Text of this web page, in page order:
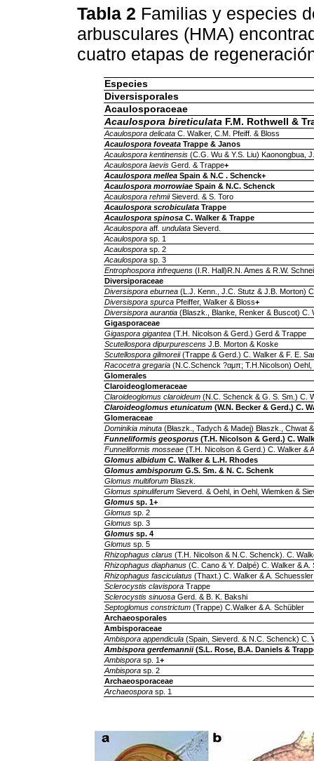
Tabla 2 Familias y especies
arbusculares (HMA)
cuatro etapas de
Especies
Diversisporales
Acaulosporaceae
Acaulospora bireticulata F.M. Rothwell &
Acaulospora delicataC. Walker, C.M. Pfeiff. & Bloss
Acaulospora foveataTrappe & Janos
Acaulospora kentinensis(C.G. Wu & Y.S. Liu) Kaonongbua,
Acaulospora laevisGerd. & Trappe+
Acaulospora melleaSpain & N.C . Schenck+
Acaulospora morrowiaeSpain & N.C. Schenck
Acaulospora rehmiiSieverd. & S. Toro
Acaulospora scrobiculataTrappe
Acaulospora spinosaC. Walker & Trappe
Acaulosporaaff. undulataSieverd.
Acaulosporasp. 1
Acaulosporasp. 2
Acaulosporasp. 3
Entrophospora infrequens(I.R. Hall)R.N. Ames & R.W.
Diversiporaceae
Diversispora eburnea(L.J. Kenn., J.C. Stutz & J.B. Morton)
Diversispora spurcaPfeiffer, Walker & Bloss+
Diversispora aurantia(Blaszk., Blanke, Renker & Buscot) C.
Gigasporaceae
Gigaspora gigantea(T.H. Nicolson & Gerd.) Gerd & Trappe
Scutellospora dipurpurescensJ.B. Morton & Koske
Scutellospora gilmoreii(Trappe & Gerd.) C. Walker & F. E.
Racocetra gregaria(N.C.Schenck ?αμπ; T.H.Nicolson) Oehl,
Glomerales
Claroideoglomeraceae
Claroideoglomus claroideum(N.C. Schenck & G. S. Sm.) C.
Claroideoglomus etunicatum(W.N. Becker & Gerd.) C.
Glomeraceae
Dominikia minuta(Błaszk., Tadych & Madej) Błaszk., Chwat
Funneliformis geosporus(T.H. Nicolson & Gerd.) C.
Funneliformis mosseae(T.H. Nicolson & Gerd.) C. Walker &
Glomus albidumC. Walker & L.H. Rhodes
Glomus ambisporumG.S. Sm. & N. C. Schenk
Glomus multiforumBlaszk.
Glomus spinuliferumSieverd. & Oehl, in Oehl, Wiemken &
Glomussp. 1+
Glomussp. 2
Glomussp. 3
Glomussp. 4
Glomussp. 5
Rhizophagus clarus(T.H. Nicolson & N.C. Schenck). C.
Rhizophagus diaphanus(C. Cano & Y. Dalpé) C. Walker & A.
Rhizophagus fasciculatus(Thaxt.) C. Walker & A. Schuessler
Sclerocystis clavisporaTrappe
Sclerocystis sinuosaGerd. & B. K. Bakshi
Septoglomus constrictum(Trappe) C.Walker & A. Schübler
Archaeosporales
Ambisporaceae
Ambispora appendicula(Spain, Sieverd. & N.C. Schenck) C.
Ambispora gerdemannii(S.L. Rose, B.A. Daniels &
Ambisporasp. 1+
Ambisporasp. 2
Archaeosporaceae
Archaeosporasp. 1